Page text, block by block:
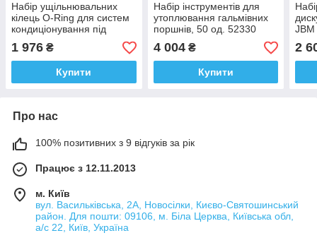
Набір ущільнювальних
кілець O-Ring для систем
кондиціонування під
R134a. 50807 JBM
1 976 ₴
Купити
Набір інструментів для
утоплювання гальмівних
поршнів, 50 од. 52330
JBM
4 004₴
Купити
JBM
2
Про нас
100% позитивних з 9 відгуків за рік
Працює з 12.11.2013
м. Київ
вул. Васильківська, 2А, Новосілки, Києво-Святошинський
район. Для пошти: 09106, м. Біла Церква, Київська обл,
а/с 22, Київ, Україна